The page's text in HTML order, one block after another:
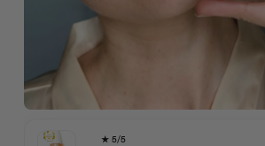
★ 5/5